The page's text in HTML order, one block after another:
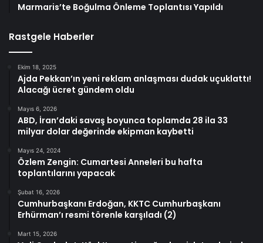
Marmaris’te Boğulma Önleme Toplantısı Yapıldı
Rastgele Haberler
Ekim 18, 2025
Ajda Pekkan’ın yeni reklam anlaşması dudak uçuklattı!
Alacağı ücret gündem oldu
Mayıs 6, 2026
ABD, İran’daki savaş boyunca toplamda 28 ila 33
milyar dolar değerinde ekipman kaybetti
Mayıs 24, 2024
Özlem Zengin: Cumartesi Anneleri bu hafta
toplantılarını yapacak
Şubat 16, 2026
Cumhurbaşkanı Erdoğan, KKTC Cumhurbaşkanı
Erhürman’ı resmi törenle karşıladı (2)
Mart 15, 2026